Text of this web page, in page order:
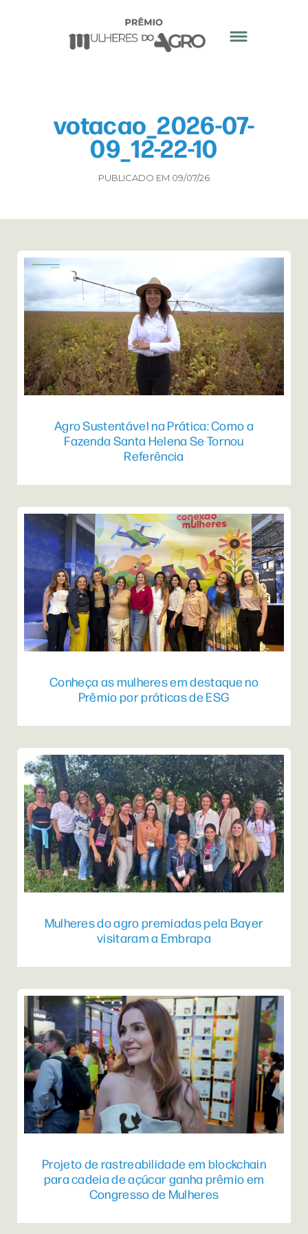
votacao_2026-07-
09_12-22-10
PUBLICADO EM 09/07/26
Agro Sustentável na Prática: Como a
Fazenda Santa Helena Se Tornou
Referência
Conheça as mulheres em destaque no
Prêmio por práticas de ESG
Mulheres do agro premiadas pela Bayer
visitaram a Embrapa
Projeto de rastreabilidade em blockchain
para cadeia de açúcar ganha prêmio em
Congresso de Mulheres